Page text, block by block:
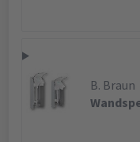
B. Braun